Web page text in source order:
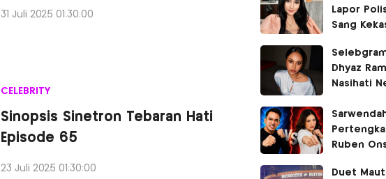
31 Juli 2025 01:30:00
CELEBRITY
Sinopsis Sinetron Tebaran Hati
Episode 65
23 Juli 2025 01:30:00
Lapor
Sang
Dhyaz
Nasihati
Ruben
Duet